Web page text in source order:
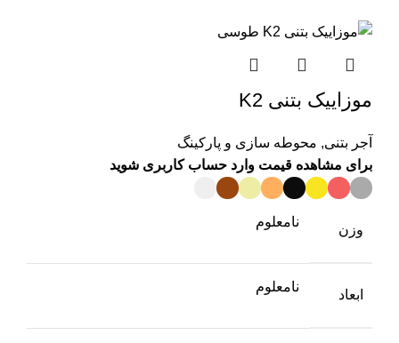
موزاییک بتنی K2
آجر بتنی, محوطه سازی و پارکینگ
برای مشاهده قیمت وارد حساب کاربری شوید
وزن
نامعلوم
ابعاد
نامعلوم